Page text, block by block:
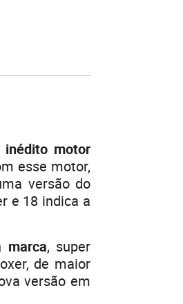
motor
esse motor,
versão do
e 18 indica a
marca, super
de maior
versão em